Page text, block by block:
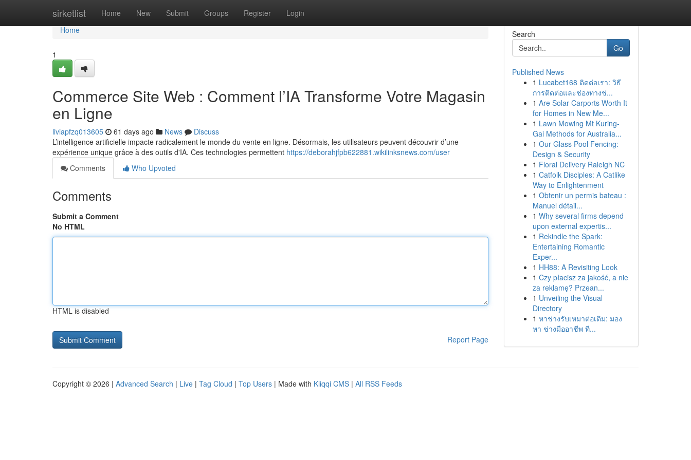
sirketlist Home New Submit Groups Register Login
Home
Home
1
Commerce Site Web : Comment l’IA Transforme Votre Magasin
en Ligne
liviapfzq013605 61 days ago News
Discuss
L’intelligence artificielle impacte radicalement le monde du vente en ligne. Désormais, les utilisateurs peuvent découvrir d’une
expérience unique grâce à des outils d'IA. Ces technologies permettent https://deborahjfpb622881.wikilinksnews.com/user
Comments
Who Upvoted
Comments
Submit a Comment
No HTML
HTML is disabled
Report Page
Search
Go
Published News
1 Lucabet168 ติดต่อเรา: วิธี
การติดต่อและช่องทางช่...
1 Are Solar Carports Worth It
for Homes in New Me...
1 Lawn Mowing Mt Kuring-
Gai Methods for Australia...
1 Our Glass Pool Fencing:
Design & Security
1 Floral Delivery Raleigh NC
1 Catfolk Disciples: A Catlike
Way to Enlightenment
1 Obtenir un permis bateau :
Manuel détail...
1 Why several firms depend
upon external expertis...
1 Rekindle the Spark:
Entertaining Romantic
Exper...
1 HH88: A Revisiting Look
1 Czy płacisz za jakość, a nie
za reklamę? Przean...
1 Unveiling the Visual
Directory
1 หาช่างรับเหมาต่อเติม: มอง
หา ช่างมืออาชีพ ที...
Copyright © 2026 | Advanced Search | Live | Tag Cloud | Top Users | Made with Kliqqi CMS | All RSS Feeds